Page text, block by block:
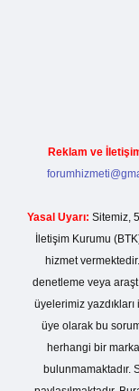
Reklam ve
Yasal Uyarı: Sitemiz,
İletişim Kurumu
hizmet
denetleme veya
üyelerimiz
üye olarak bu
herhangi bir
bulunmamaktadır.